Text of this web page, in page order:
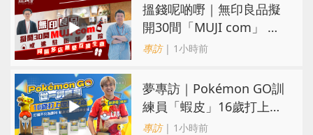
搵錢呢啲嘢｜無印良品擬
開30間「MUJI com」 或
進駐街舖醫院 同區多店無
專訪| 1小時前
夢專訪｜Pokémon GO訓
練員「蝦皮」16歲打上世
界第一！戰友成最強後盾
專訪| 1小時前